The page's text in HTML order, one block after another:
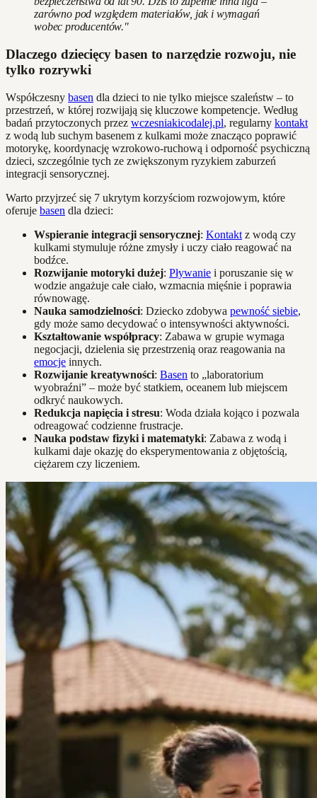
zarówno pod względem materiałów, jak i wymagań
wobec producentów."
Dlaczego dziecięcy basen to narzędzie rozwoju, nie
tylko rozrywki
Współczesny basen dla dzieci to nie tylko miejsce szaleństw – to
przestrzeń, w której rozwijają się kluczowe kompetencje. Według
badań przytoczonych przez wczesniakicodalej.pl, regularny kontakt
z wodą lub suchym basenem z kulkami może znacząco poprawić
motorykę, koordynację wzrokowo-ruchową i odporność psychiczną
dzieci, szczególnie tych ze zwiększonym ryzykiem zaburzeń
integracji sensorycznej.
Warto przyjrzeć się 7 ukrytym korzyściom rozwojowym, które
oferuje basen dla dzieci:
Wspieranie integracji sensorycznej: Kontakt z wodą czy
kulkami stymuluje różne zmysły i uczy ciało reagować na
bodźce.
Rozwijanie motoryki dużej: Pływanie i poruszanie się w
wodzie angażuje całe ciało, wzmacnia mięśnie i poprawia
równowagę.
Nauka samodzielności: Dziecko zdobywa pewność siebie,
gdy może samo decydować o intensywności aktywności.
Kształtowanie współpracy: Zabawa w grupie wymaga
negocjacji, dzielenia się przestrzenią oraz reagowania na
emocje innych.
Rozwijanie kreatywności: Basen to „laboratorium
wyobraźni” – może być statkiem, oceanem lub miejscem
odkryć naukowych.
Redukcja napięcia i stresu: Woda działa kojąco i pozwala
odreagować codzienne frustracje.
Nauka podstaw fizyki i matematyki: Zabawa z wodą i
kulkami daje okazję do eksperymentowania z objętością,
ciężarem czy liczeniem.